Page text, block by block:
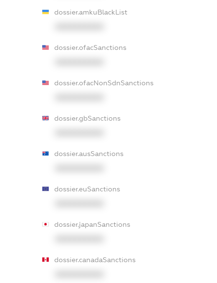
dossier.amkuBlackList
dossier.ofacSanctions
dossier.ofacNonSdnSanctions
dossier.gbSanctions
dossier.ausSanctions
dossier.euSanctions
dossier.japanSanctions
dossier.canadaSanctions